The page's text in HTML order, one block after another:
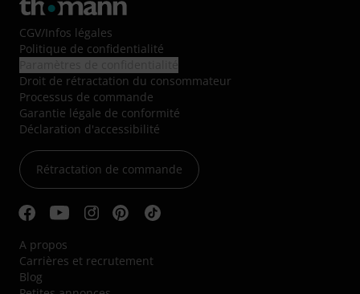
CGV/Infos légales
Politique de confidentialité
Droit de rétractation du consommateur
Processus de commande
Garantie légale de conformité
Déclaration d'accessibilité
Rétractation de commande
A propos
Carrières et recrutement
Blog